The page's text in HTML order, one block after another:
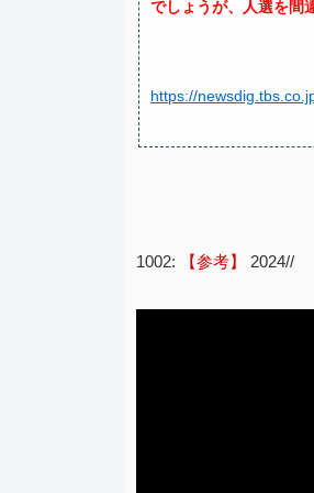
でしょうが、人選を間
https://
1002: 【参考】 2024//